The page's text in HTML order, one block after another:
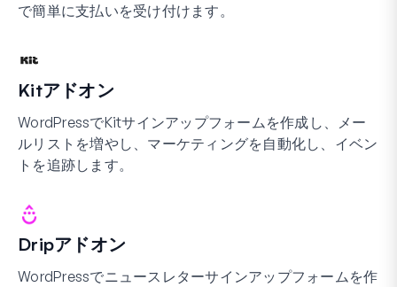
で簡単に支払いを受け付けます。
Kitアドオン
WordPressでKitサインアップフォームを作成し、メー
ルリストを増やし、マーケティングを自動化し、イベン
トを追跡します。
Dripアドオン
WordPressでニュースレターサインアップフォームを作